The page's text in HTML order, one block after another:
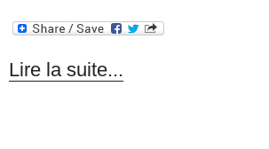
Lire la suite...